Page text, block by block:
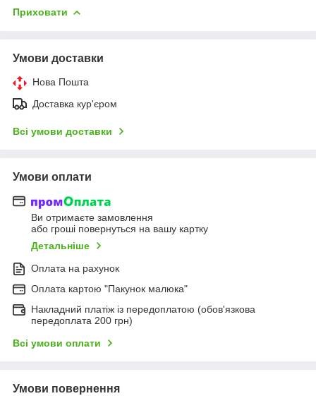
Приховати
Умови доставки
Нова Пошта
Доставка кур'єром
Всі умови доставки
Умови оплати
Ви отримаєте замовлення
або гроші повернуться на вашу картку
Детальніше
Оплата на рахунок
Оплата картою "Пакунок малюка"
Накладний платіж із передоплатою (обов'язкова
передоплата 200 грн)
Всі умови оплати
Умови повернення